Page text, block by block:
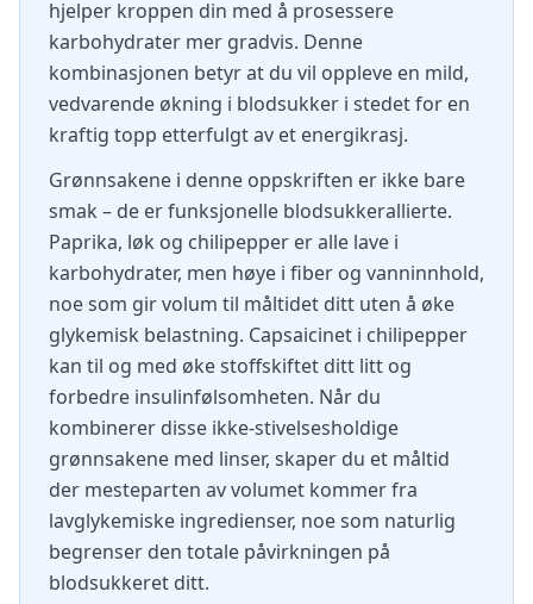
hjelper kroppen din med å prosessere
karbohydrater mer gradvis. Denne
kombinasjonen betyr at du vil oppleve en mild,
vedvarende økning i blodsukker i stedet for en
kraftig topp etterfulgt av et energikrasj.
Grønnsakene i denne oppskriften er ikke bare
smak – de er funksjonelle blodsukkerallierte.
Paprika, løk og chilipepper er alle lave i
karbohydrater, men høye i fiber og vanninnhold,
noe som gir volum til måltidet ditt uten å øke
glykemisk belastning. Capsaicinet i chilipepper
kan til og med øke stoffskiftet ditt litt og
forbedre insulinfølsomheten. Når du
kombinerer disse ikke-stivelsesholdige
grønnsakene med linser, skaper du et måltid
der mesteparten av volumet kommer fra
lavglykemiske ingredienser, noe som naturlig
begrenser den totale påvirkningen på
blodsukkeret ditt.